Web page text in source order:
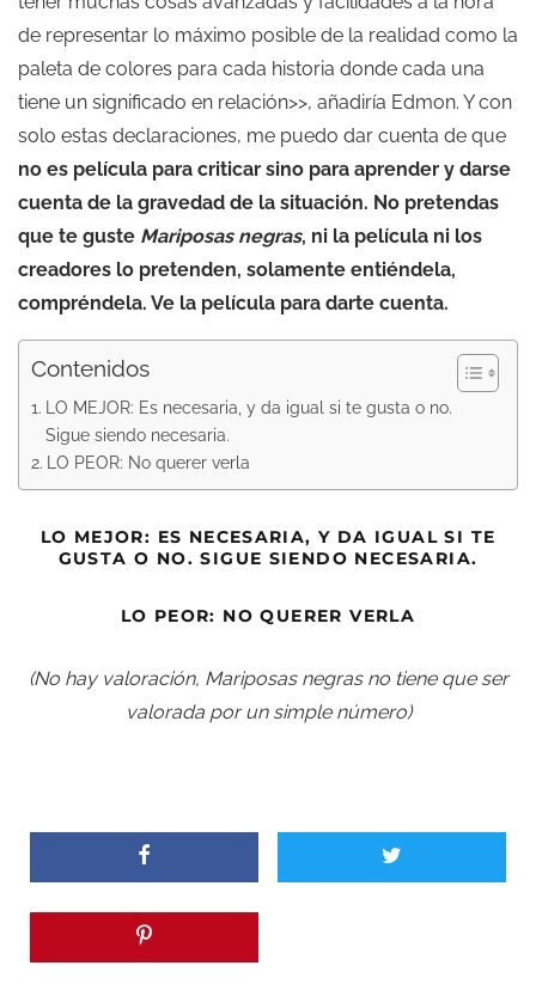
de representar lo máximo posible de la realidad como la
paleta de colores para cada historia donde cada una
tiene un significado en relación>>, añadiría Edmon. Y con
solo estas declaraciones, me puedo dar cuenta de que
no es película para criticar sino para aprender y darse
cuenta de la gravedad de la situación. No pretendas
que te guste Mariposas negras, ni la película ni los
creadores lo pretenden, solamente entiéndela,
compréndela. Ve la película para darte cuenta.
Contenidos
LO MEJOR: Es necesaria, y da igual si te gusta o no.
Sigue siendo necesaria.
LO PEOR: No querer verla
LO MEJOR: ES NECESARIA, Y DA IGUAL SI TE
GUSTA O NO. SIGUE SIENDO NECESARIA.
LO PEOR: NO QUERER VERLA
(No hay valoración, Mariposas negras no tiene que ser
valorada por un simple número)